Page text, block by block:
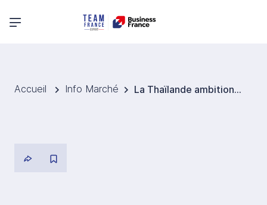
Menu principal
Accueil Info Marché La Thaïlande ambitionne le leadership dans le bien-être en Asie